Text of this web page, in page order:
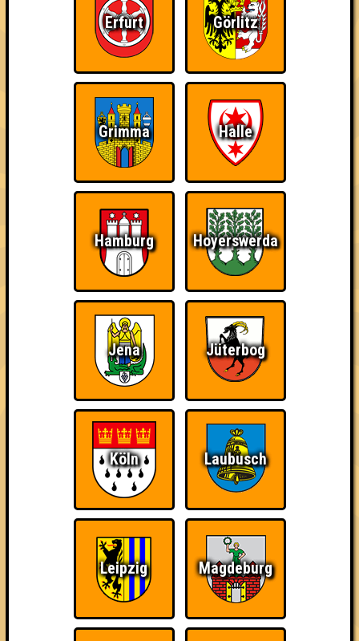
1. Fango am Mars
13
13 38
2. Ääähüüyk am Großsee
13 13 37
3. Stammwürze
13 9 36
4. Seitensprung
14 14 35
4. Ledercouch
13 9 13 35
5. geile Stelle
5. Pauschalwissen
9 33
14 10 31
Erfurt Görlitz
Grimma Halle
Hamburg Hoyerswerda
Jena Jüterbog
Köln Laubusch
Leipzig Magdeburg